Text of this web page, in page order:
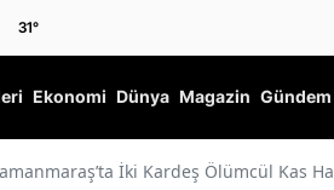
31°
Ekonomi Dünya Magazin Gündem
İki Kardeş Ölümcül Kas